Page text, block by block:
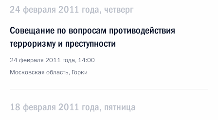
24 февраля 2011 года, четверг
Совещание по вопросам противодействия
терроризму и преступности
24 февраля 2011 года, 14:00
Московская область, Горки
18 февраля 2011 года, пятница